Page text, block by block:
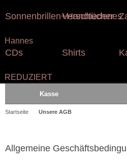
Sonnenbrillen+Handtücher
Verschiedenes
Hannes
CDs Shirts
REDUZIERT
Kasse
Startseite Unsere AGB
Allgemeine